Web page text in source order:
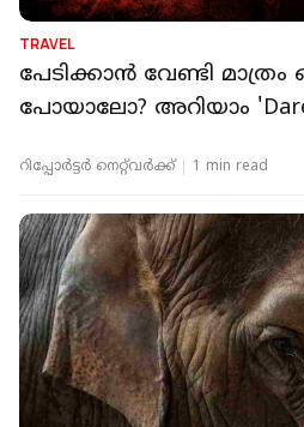
TRAVEL
പേടിക്കാൻ വേണ്ടി
പോയാലോ? അറിയാം
റിപ്പോർട്ടർ നെറ്റ്‌വര്‍ക്ക്‌ 1 min read